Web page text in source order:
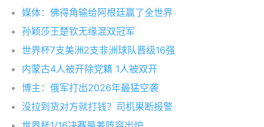
媒体：佛得角输给阿根廷赢了全世界
孙颖莎王楚钦无缘混双冠军
世界杯7支美洲2支非洲球队晋级16强
内蒙古4人被开除党籍 1人被双开
博主：俄军打出2026年最猛空袭
没拉到货对方就打钱？司机果断报警